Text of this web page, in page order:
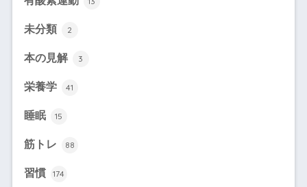
未分類 2
本の見解 3
栄養学 41
睡眠 15
筋トレ 88
習慣 174